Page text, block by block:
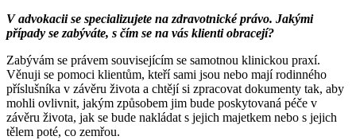
V advokacii se specializujete na zdravotnické právo. Jakými
případy se zabýváte, s čím se na vás klienti obracejí?
Zabývám se právem souvisejícím se samotnou klinickou praxí.
Věnuji se pomoci klientům, kteří sami jsou nebo mají rodinného
příslušníka v závěru života a chtějí si zpracovat dokumenty tak, aby
mohli ovlivnit, jakým způsobem jim bude poskytovaná péče v
závěru života, jak se bude nakládat s jejich majetkem nebo s jejich
tělem poté, co zemřou.